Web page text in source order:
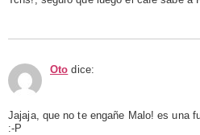
Oto dice:
Jajaja, que no te engañe Malo! es una
:-P